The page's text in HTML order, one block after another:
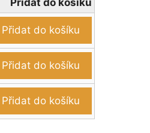
Přidat do košíku
Přidat do košíku
Přidat do košíku
Přidat do košíku